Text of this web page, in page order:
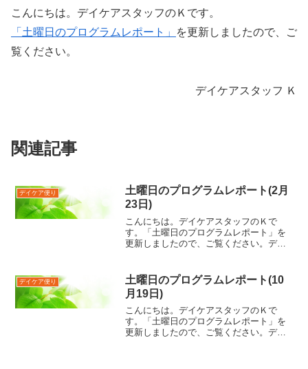
こんにちは。デイケアスタッフのＫです。
「土曜日のプログラムレポート」
を更新しましたので、ご
覧ください。
デイケアスタッフ Ｋ
関連記事
デイケア便り
土曜日のプログラムレポート(2月
23日)
こんにちは。デイケアスタッフのＫで
す。「土曜日のプログラムレポート」を
更新しましたので、ご覧ください。デイ
デイケア便り
土曜日のプログラムレポート(10
月19日)
こんにちは。デイケアスタッフのＫで
す。「土曜日のプログラムレポート」を
更新しましたので、ご覧ください。デイ